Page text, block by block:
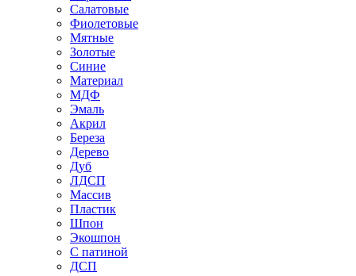
Салатовые
Фиолетовые
Мятные
Золотые
Синие
Материал
МДФ
Эмаль
Акрил
Береза
Дерево
Дуб
ЛДСП
Массив
Пластик
Шпон
Экошпон
С патиной
ДСП